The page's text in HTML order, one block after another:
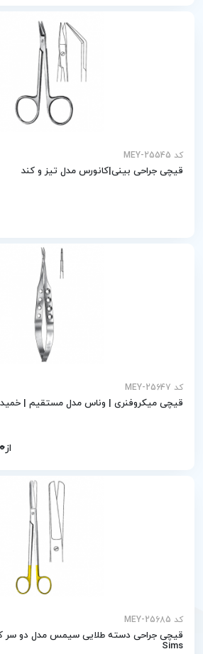
کد MEY-25545
قیچی جراحی بینی|کانورس مدل تیز و کند
کد MEY-25647
قیچی میکروفنری | وناس مدل مستقیم | خمیده
از
کد MEY-25685
قیچی جراحی دسته طلایی سیمس مدل دو سر
Sims